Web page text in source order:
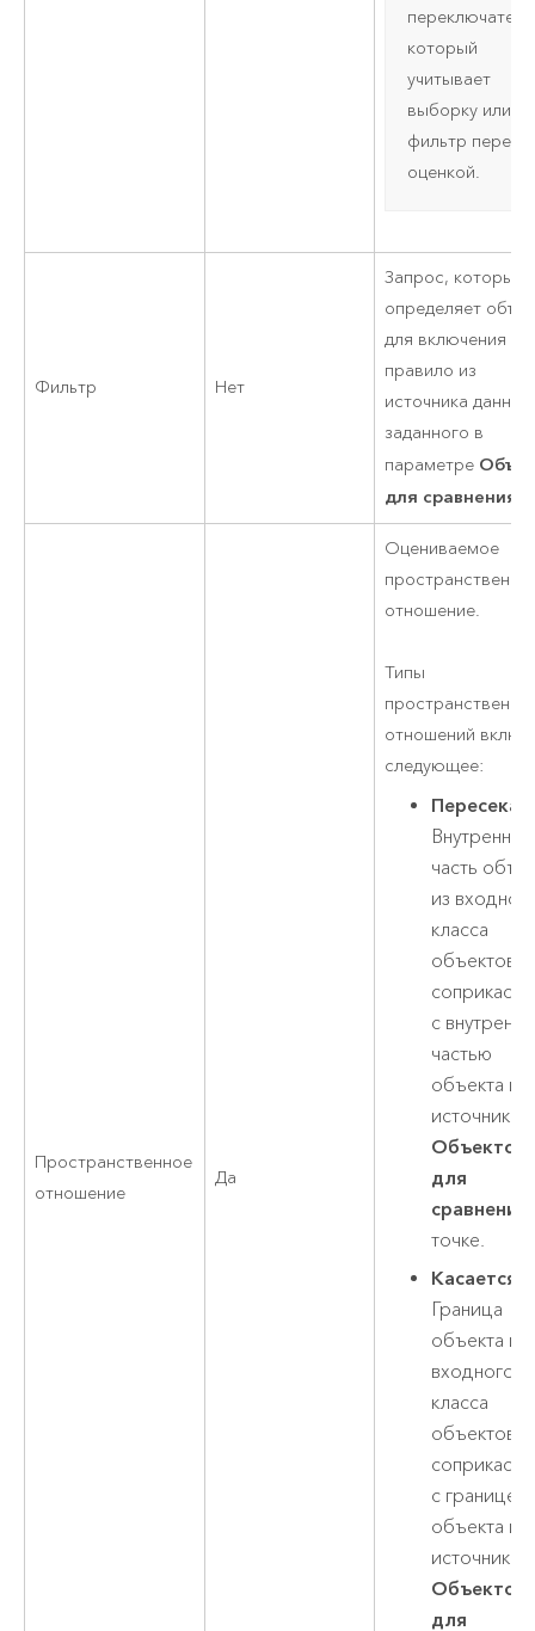
который
учитывает
выборку или
фильтр перед
оценкой.
Фильтр Нет
Запрос, который
определяет
для включения в
правило из
источника
заданного в
параметре
для сравнения
Пространственное
отношение
Да
Оцениваемое
отношение.
Типы
отношений
следующее:
Внутренняя
часть
из
класса
объектов
с
частью
объекта из
источника
Объектов
для
сравнения
точке.
Касается
Граница
объекта из
входного
класса
объектов
с границей
объекта из
источника
Объектов
для